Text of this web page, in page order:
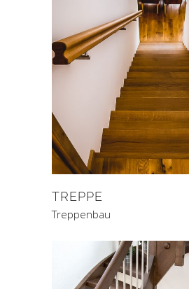
TREPPE
Treppenbau